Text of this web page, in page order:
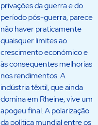
privações da guerra e do
período pós-guerra, parece
não haver praticamente
quaisquer limites ao
crescimento económico e
às consequentes melhorias
nos rendimentos. A
indústria têxtil, que ainda
domina em Rheine, vive um
apogeu final. A polarização
da política mundial entre os